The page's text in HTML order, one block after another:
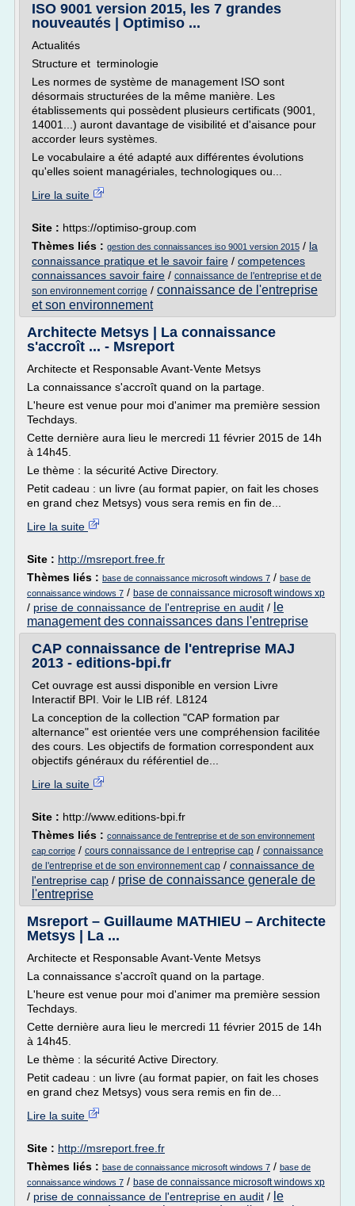
ISO 9001 version 2015, les 7 grandes
nouveautés | Optimiso ...
Actualités
Structure et terminologie
Les normes de système de management ISO sont
désormais structurées de la même manière. Les
établissements qui possèdent plusieurs certificats (9001,
14001...) auront davantage de visibilité et d'aisance pour
accorder leurs systèmes.
Le vocabulaire a été adapté aux différentes évolutions
qu'elles soient managériales, technologiques ou...
Lire la suite
Site : https://optimiso-group.com
Thèmes liés : gestion des connaissances iso 9001 version 2015 / la
connaissance pratique et le savoir faire / competences
connaissances savoir faire / connaissance de l'entreprise et de
son environnement corrige / connaissance de l'entreprise
et son environnement
Architecte Metsys | La connaissance
s'accroît ... - Msreport
Architecte et Responsable Avant-Vente Metsys
La connaissance s'accroît quand on la partage.
L'heure est venue pour moi d'animer ma première session
Techdays.
Cette dernière aura lieu le mercredi 11 février 2015 de 14h
à 14h45.
Le thème : la sécurité Active Directory.
Petit cadeau : un livre (au format papier, on fait les choses
en grand chez Metsys) vous sera remis en fin de...
Lire la suite
Site : http://msreport.free.fr
Thèmes liés : base de connaissance microsoft windows 7 / base de
connaissance windows 7 / base de connaissance microsoft windows xp
/ prise de connaissance de l'entreprise en audit / le
management des connaissances dans l'entreprise
CAP connaissance de l'entreprise MAJ
2013 - editions-bpi.fr
Cet ouvrage est aussi disponible en version Livre
Interactif BPI. Voir le LIB réf. L8124
La conception de la collection "CAP formation par
alternance" est orientée vers une compréhension facilitée
des cours. Les objectifs de formation correspondent aux
objectifs généraux du référentiel de...
Lire la suite
Site : http://www.editions-bpi.fr
Thèmes liés : connaissance de l'entreprise et de son environnement
cap corrige / cours connaissance de l entreprise cap / connaissance
de l'entreprise et de son environnement cap / connaissance de
l'entreprise cap / prise de connaissance generale de
l'entreprise
Msreport – Guillaume MATHIEU – Architecte
Metsys | La ...
Architecte et Responsable Avant-Vente Metsys
La connaissance s'accroît quand on la partage.
L'heure est venue pour moi d'animer ma première session
Techdays.
Cette dernière aura lieu le mercredi 11 février 2015 de 14h
à 14h45.
Le thème : la sécurité Active Directory.
Petit cadeau : un livre (au format papier, on fait les choses
en grand chez Metsys) vous sera remis en fin de...
Lire la suite
Site : http://msreport.free.fr
Thèmes liés : base de connaissance microsoft windows 7 / base de
connaissance windows 7 / base de connaissance microsoft windows xp
/ prise de connaissance de l'entreprise en audit / le